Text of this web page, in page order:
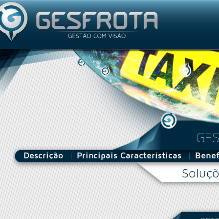
Descrição Principais Características